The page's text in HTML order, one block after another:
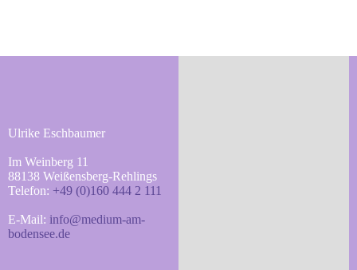
Ulrike Eschbaumer
Im Weinberg 11
88138 Weißensberg-Rehlings
Telefon: +49 (0)160 444 2 111
E-Mail: info@medium-am-
bodensee.de